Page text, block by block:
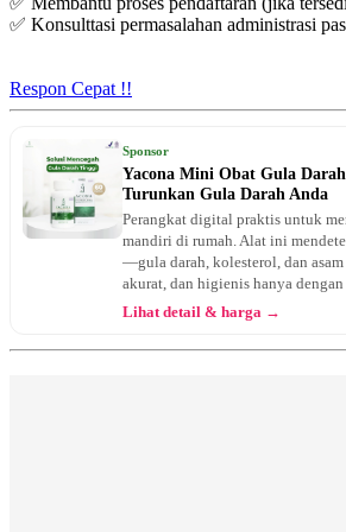
Senin, 17/08/2026
Jam 12:00 - 18:00
EKSEKUTIF
Rabu, 19/08/2026
Jam 12:00 - 14:00
Jam 14:00 - 18:00
✅ Konsulttasi permasalahan administrasi
Respon Cepat !!
Sponsor
Yacona Mini Obat Gula
Turunkan Gula Darah Anda
Perangkat digital praktis untuk
mandiri di rumah. Alat ini
—gula darah, kolesterol, dan
akurat, dan higienis hanya
Lihat detail & harga →